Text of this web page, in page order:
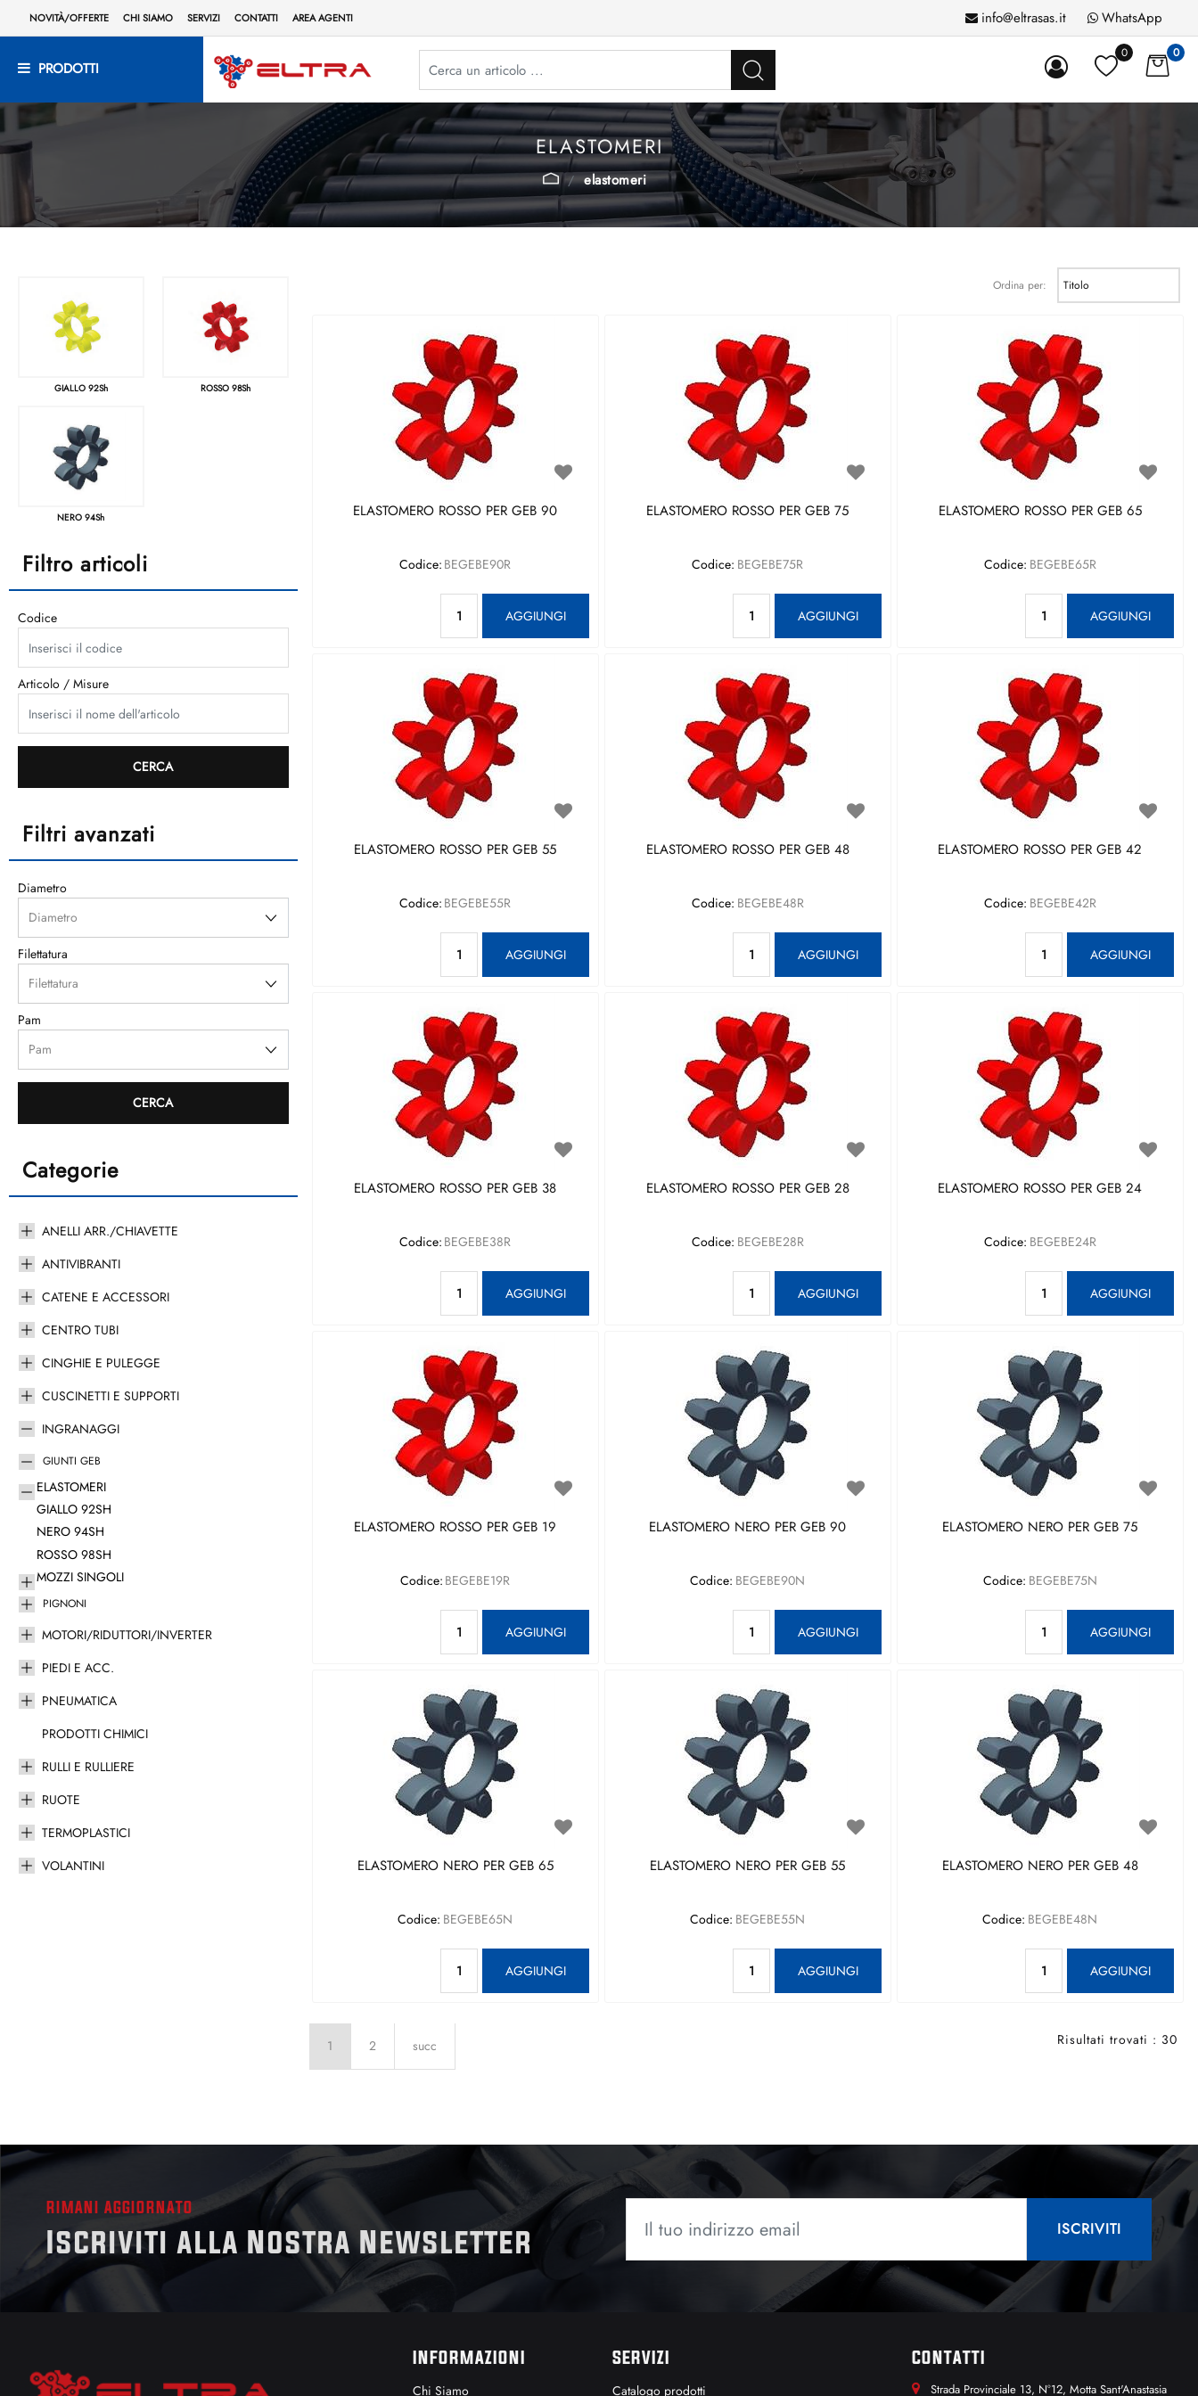
NOVITÀ/OFFERTE CHI SIAMO SERVIZI CONTATTI AREA AGENTI info@eltrasas.it WhatsApp
PRODOTTI
0 0
ELASTOMERI
elastomeri
GIALLO 92Sh ROSSO 98Sh
NERO 94Sh
Filtro articoli
Codice
Articolo / Misure
Filtri avanzati
Diametro
Filettatura
Pam
Categorie
ANELLI ARR./CHIAVETTE
ANTIVIBRANTI
CATENE E ACCESSORI
CENTRO TUBI
CINGHIE E PULEGGE
CUSCINETTI E SUPPORTI
INGRANAGGI
GIUNTI GEB
ELASTOMERI
GIALLO 92SH
NERO 94SH
ROSSO 98SH
MOZZI SINGOLI
PIGNONI
MOTORI/RIDUTTORI/INVERTER
PIEDI E ACC.
PNEUMATICA
PRODOTTI CHIMICI
RULLI E RULLIERE
RUOTE
TERMOPLASTICI
VOLANTINI
Ordina per:
ELASTOMERO ROSSO PER GEB 90
Codice: BEGEBE90R
AGGIUNGI
ELASTOMERO ROSSO PER GEB 75
Codice: BEGEBE75R
AGGIUNGI
ELASTOMERO ROSSO PER GEB 65
Codice: BEGEBE65R
AGGIUNGI
ELASTOMERO ROSSO PER GEB 55
Codice: BEGEBE55R
AGGIUNGI
ELASTOMERO ROSSO PER GEB 48
Codice: BEGEBE48R
AGGIUNGI
ELASTOMERO ROSSO PER GEB 42
Codice: BEGEBE42R
AGGIUNGI
ELASTOMERO ROSSO PER GEB 38
Codice: BEGEBE38R
AGGIUNGI
ELASTOMERO ROSSO PER GEB 28
Codice: BEGEBE28R
AGGIUNGI
ELASTOMERO ROSSO PER GEB 24
Codice: BEGEBE24R
AGGIUNGI
ELASTOMERO ROSSO PER GEB 19
Codice: BEGEBE19R
AGGIUNGI
ELASTOMERO NERO PER GEB 90
Codice: BEGEBE90N
AGGIUNGI
ELASTOMERO NERO PER GEB 75
Codice: BEGEBE75N
AGGIUNGI
ELASTOMERO NERO PER GEB 65
Codice: BEGEBE65N
AGGIUNGI
ELASTOMERO NERO PER GEB 55
Codice: BEGEBE55N
AGGIUNGI
ELASTOMERO NERO PER GEB 48
Codice: BEGEBE48N
AGGIUNGI
Risultati trovati : 30
1 2 succ
RIMANI AGGIORNATO
Iscriviti alla Nostra Newsletter
INFORMAZIONI
Chi Siamo
SERVIZI
Catalogo prodotti
CONTATTI
Strada Provinciale 13, N°12, Motta Sant'Anastasia